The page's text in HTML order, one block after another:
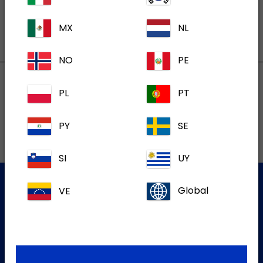
Lokalne adrese
korisnike
MX NL
NO PE
PL PT
PY SE
SI UY
VE Global